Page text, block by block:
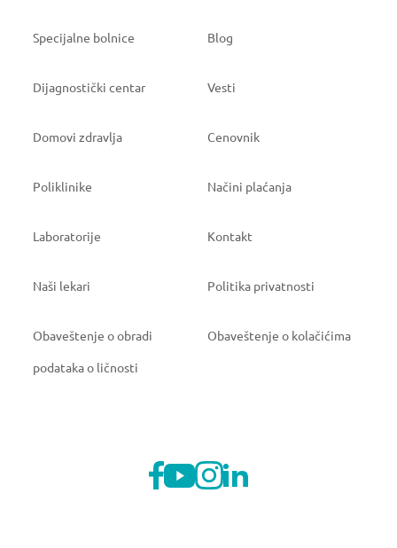
Specijalne bolnice Blog
Dijagnostički centar Vesti
Domovi zdravlja Cenovnik
Poliklinike Načini plaćanja
Laboratorije Kontakt
Naši lekari Politika privatnosti
Obaveštenje o obradi
podataka o ličnosti
Obaveštenje o kolačićima